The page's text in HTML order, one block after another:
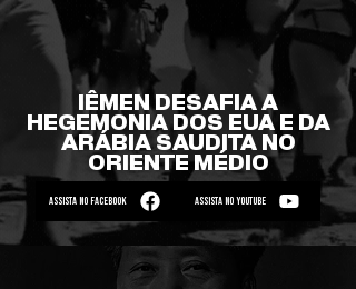
IÊMEN DESAFIA A
HEGEMONIA DOS EUA E DA
ARÁBIA SAUDITA NO
ORIENTE MÉDIO
ASSISTA NO FACEBOOK ASSISTA NO YOUTUBE